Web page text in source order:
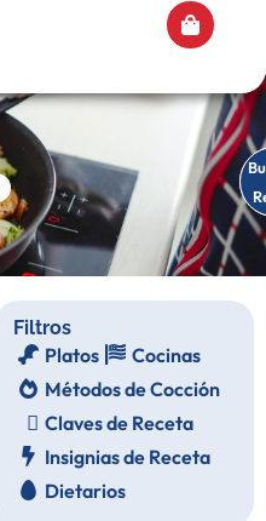
Filtros
Platos
Cocinas
Métodos de Cocción
Claves de Receta
Insignias de Receta
Dietarios